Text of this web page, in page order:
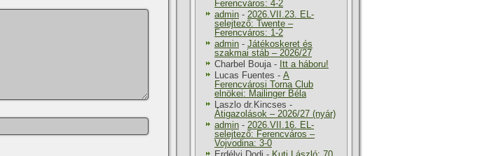
Ferencváros: 4-2
admin - 2026.VII.23. EL-
selejtező: Twente –
Ferencváros: 1-2
admin - Játékoskeret és
szakmai stáb – 2026/27
Charbel Bouja - Itt a háboru!
Lucas Fuentes - A
Ferencvárosi Torna Club
elnökei: Mailinger Béla
Laszlo dr.Kincses -
Átigazolások – 2026/27 (nyár)
admin - 2026.VII.16. EL-
selejtező: Ferencváros –
Vojvodina: 3-0